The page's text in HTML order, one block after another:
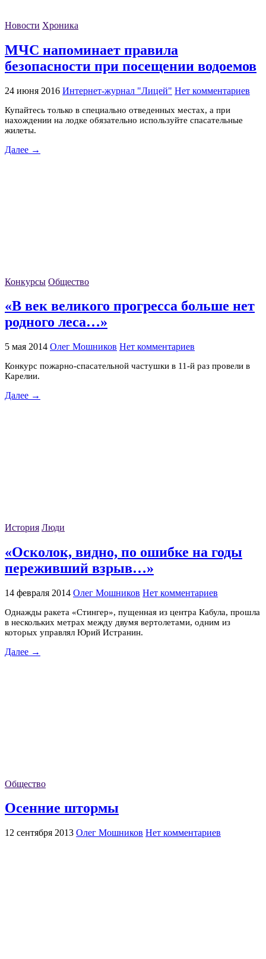
Новости Хроника
МЧС напоминает правила
безопасности при посещении водоемов
24 июня 2016 Интернет-журнал "Лицей" Нет комментариев
Купайтесь только в специально отведенных местах, а при
нахождении на лодке обязательно используйте спасательные
жилеты.
Далее →
Конкурсы Общество
«В век великого прогресса больше нет
родного леса…»
5 мая 2014 Олег Мошников Нет комментариев
Конкурс пожарно-спасательной частушки в 11-й раз провели в
Карелии.
Далее →
История Люди
«Осколок, видно, по ошибке на годы
переживший взрыв…»
14 февраля 2014 Олег Мошников Нет комментариев
Однажды ракета «Стингер», пущенная из центра Кабула, прошла
в нескольких метрах между двумя вертолетами, одним из
которых управлял Юрий Истранин.
Далее →
Общество
Осенние штормы
12 сентября 2013 Олег Мошников Нет комментариев